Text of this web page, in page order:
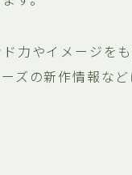
力やイメージを
ズの新作情報など